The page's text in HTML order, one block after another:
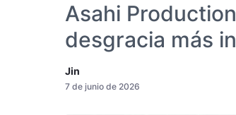
Asahi
desgracia más
Jin
7 de junio de 2026